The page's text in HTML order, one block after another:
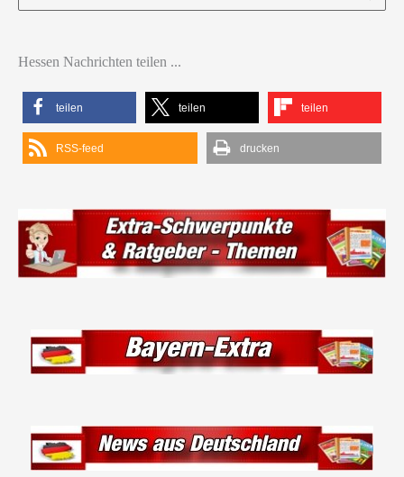
nach:
Hessen Nachrichten teilen ...
teilen teilen teilen
RSS-feed drucken